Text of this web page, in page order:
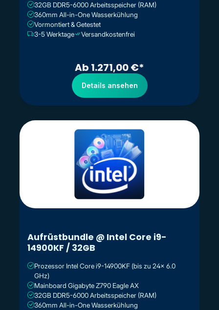
32GB DDR5-6000 Arbeitsspeicher (RAM)
360mm All-in-One Wasserkühlung
Vormontiert & Getestet
3-5 Werktage
Versandkostenfrei
Ab 1.271,00 €*
Details ansehen
Aufrüstbundle @ Intel Core i9-
14900KF / 32GB
Prozessor Intel Core i9-14900KF (bis zu 24x 6.0
GHz)
Mainboard Gigabyte Z790 Eagle AX
32GB DDR5-6000 Arbeitsspeicher (RAM)
360mm All-in-One Wasserkühlung